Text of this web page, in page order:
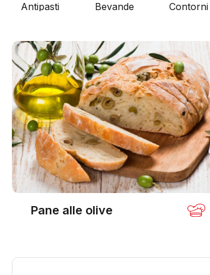
Antipasti Bevande Contorni
Pane alle olive